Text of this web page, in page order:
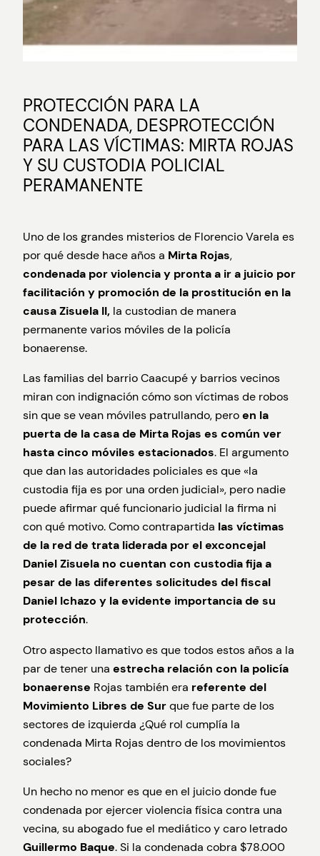
PROTECCIÓN PARA LA
CONDENADA, DESPROTECCIÓN
PARA LAS VÍCTIMAS: MIRTA ROJAS
Y SU CUSTODIA POLICIAL
PERAMANENTE
Uno de los grandes misterios de Florencio Varela es
por qué desde hace años a Mirta Rojas,
condenada por violencia y pronta a ir a juicio por
facilitación y promoción de la prostitución en la
causa Zisuela II, la custodian de manera
permanente varios móviles de la policía
bonaerense.
Las familias del barrio Caacupé y barrios vecinos
miran con indignación cómo son víctimas de robos
sin que se vean móviles patrullando, peroen la
puerta de la casa de Mirta Rojas es común ver
hasta cinco móviles estacionados. El argumento
que dan las autoridades policiales es que «la
custodia fija es por una orden judicial», pero nadie
puede afirmar qué funcionario judicial la firma ni
con qué motivo. Como contrapartida las víctimas
de la red de trata liderada por el exconcejal
Daniel Zisuela no cuentan con custodia fija a
pesar de las diferentes solicitudes del fiscal
Daniel Ichazo y la evidente importancia de su
protección.
Otro aspecto llamativo es que todos estos años a la
par de tener una estrecha relación con la policía
bonaerense Rojas también era referente del
Movimiento Libres de Surque fue parte de los
sectores de izquierda ¿Qué rol cumplía la
condenada Mirta Rojas dentro de los movimientos
sociales?
Un hecho no menor es que en el juicio donde fue
condenada por ejercer violencia física contra una
vecina, su abogado fue el mediático y caro letrado
Guillermo Baque. Si la condenada cobra $78.000